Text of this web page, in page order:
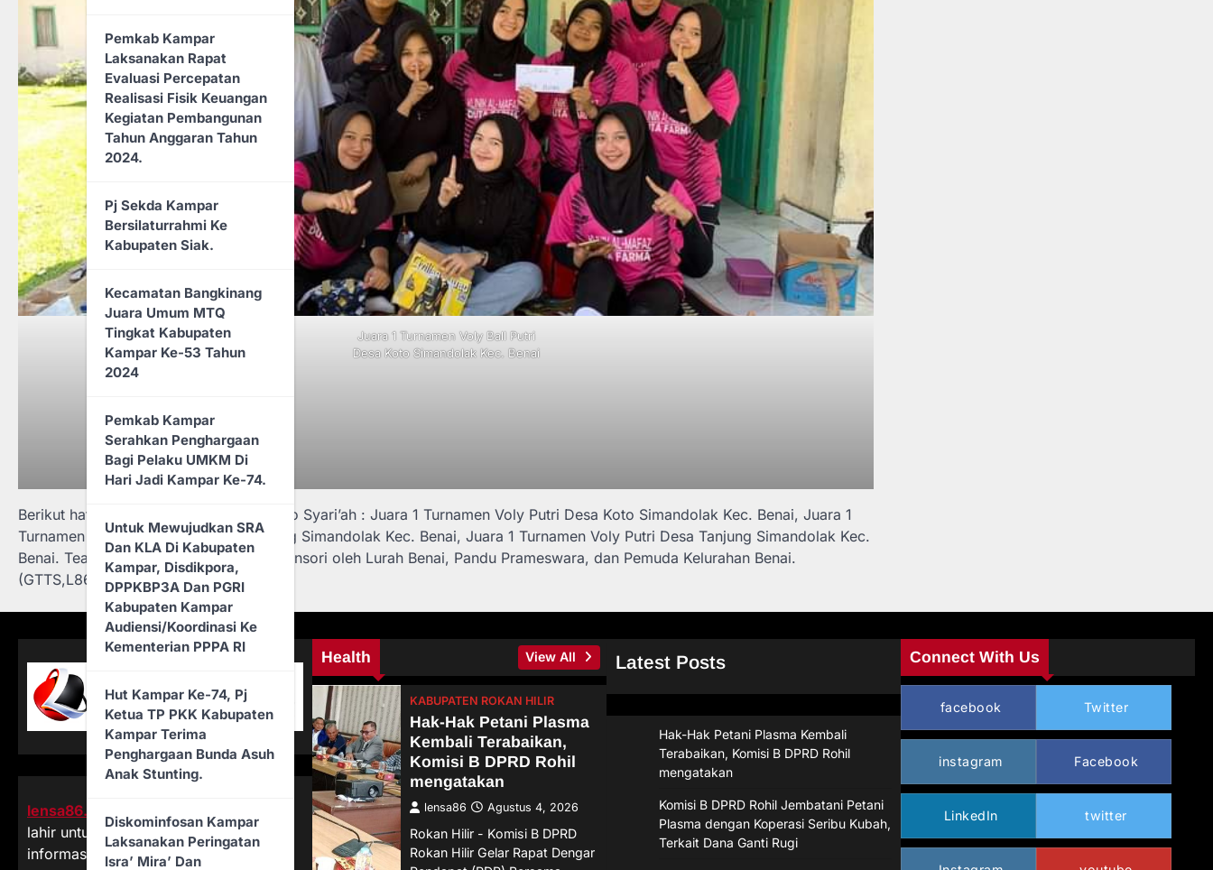
Pemkab Kampar
Laksanakan Rapat
Evaluasi Percepatan
Realisasi Fisik Keuangan
Kegiatan Pembangunan
Tahun Anggaran Tahun
2024.
Pj Sekda Kampar
Bersilaturrahmi Ke
Kabupaten Siak.
Kecamatan Bangkinang
Juara Umum MTQ
Tingkat Kabupaten
Kampar Ke-53 Tahun
2024
Pemkab Kampar
Serahkan Penghargaan
Bagi Pelaku UMKM Di
Hari Jadi Kampar Ke-74.
Untuk Mewujudkan SRA
Dan KLA Di Kabupaten
Kampar, Disdikpora,
DPPKBP3A Dan PGRI
Kabupaten Kampar
Audiensi/Koordinasi Ke
Kementerian PPPA RI
Hut Kampar Ke-74, Pj
Ketua TP PKK Kabupaten
Kampar Terima
Penghargaan Bunda Asuh
Anak Stunting.
Diskominfosan Kampar
Laksanakan Peringatan
Isra’ Mira’ Dan
Juara 1 Turnamen Voly Ball Putri
Desa Koto Simandolak Kec. Benai
Berikut hattrick Team Voly Ball Putri Ludo Syari’ah : Juara 1 Turnamen Voly Putri Desa Koto Simandolak Kec. Benai, Juara 1
Turnamen Voly Putri Desa Pulau Lancang Simandolak Kec. Benai, Juara 1 Turnamen Voly Putri Desa Tanjung Simandolak Kec.
Benai. Team Voly Ludo Syari’ah ini disponsori oleh Lurah Benai, Pandu Prameswara, dan Pemuda Kelurahan Benai.
(GTTS,L86)
lensa86.com
lahir untuk memenuhi kebutuhan
informasi pembaca, menjembatani
Health View All
KABUPATEN ROKAN HILIR
Hak-Hak Petani Plasma
Kembali Terabaikan,
Komisi B DPRD Rohil
mengatakan
lensa86 Agustus 4, 2026
Rokan Hilir - Komisi B DPRD
Rokan Hilir Gelar Rapat Dengar
Latest Posts
Hak-Hak Petani Plasma Kembali
Terabaikan, Komisi B DPRD Rohil
mengatakan
Komisi B DPRD Rohil Jembatani Petani
Plasma dengan Koperasi Seribu Kubah,
Terkait Dana Ganti Rugi
Connect With Us
facebook Twitter
instagram Facebook
LinkedIn twitter